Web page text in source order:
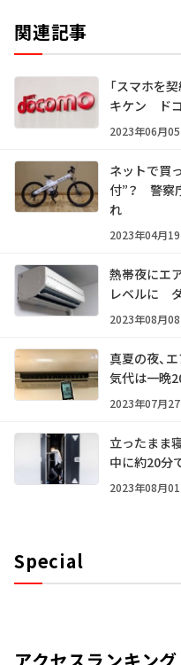
関連記事
「スマホを
キケン ド
2023年06月
ネットで買
付”？ 警察
れ
2023年04月
熱帯夜にエ
レベルに
2023年08月
真夏の夜、
気代は一晩
2023年07月
立ったまま
中に約20分
2023年08月
Special
アクセスランキング